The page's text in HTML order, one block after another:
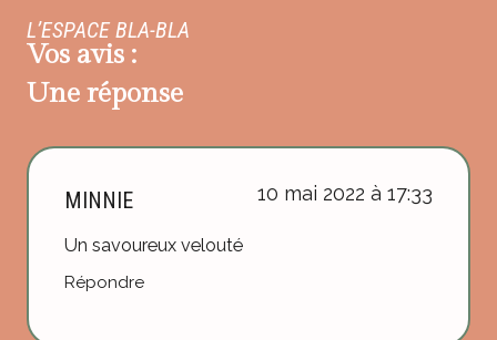
L’ESPACE BLA-BLA
Vos avis :
Une réponse
MINNIE 10 mai 2022 à 17:33
Un savoureux velouté
Répondre